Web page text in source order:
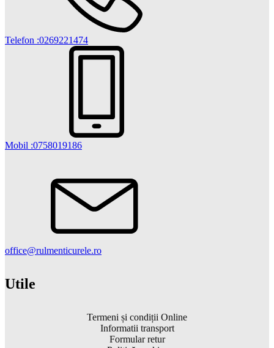
Telefon :0269221474
Mobil :0758019186
office@rulmenticurele.ro
Utile
Termeni și condiții Online
Informatii transport
Formular retur